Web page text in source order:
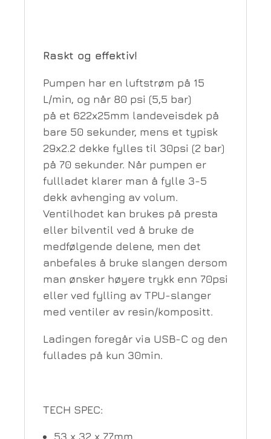
Raskt og effektiv!
Pumpen har en luftstrøm på 15
L/min, og når 80 psi (5,5 bar)
på et 622x25mm landeveisdek på
bare 50 sekunder, mens et typisk
29x2.2 dekke fylles til 30psi (2 bar)
på 70 sekunder. Når pumpen er
fullladet klarer man å fylle 3-5
dekk avhenging av volum.
Ventilhodet kan brukes på presta
eller bilventil ved å bruke de
medfølgende delene, men det
anbefales å bruke slangen dersom
man ønsker høyere trykk enn 70psi
eller ved fylling av TPU-slanger
med ventiler av resin/kompositt.
Ladingen foregår via USB-C og den
fullades på kun 30min.
TECH SPEC: